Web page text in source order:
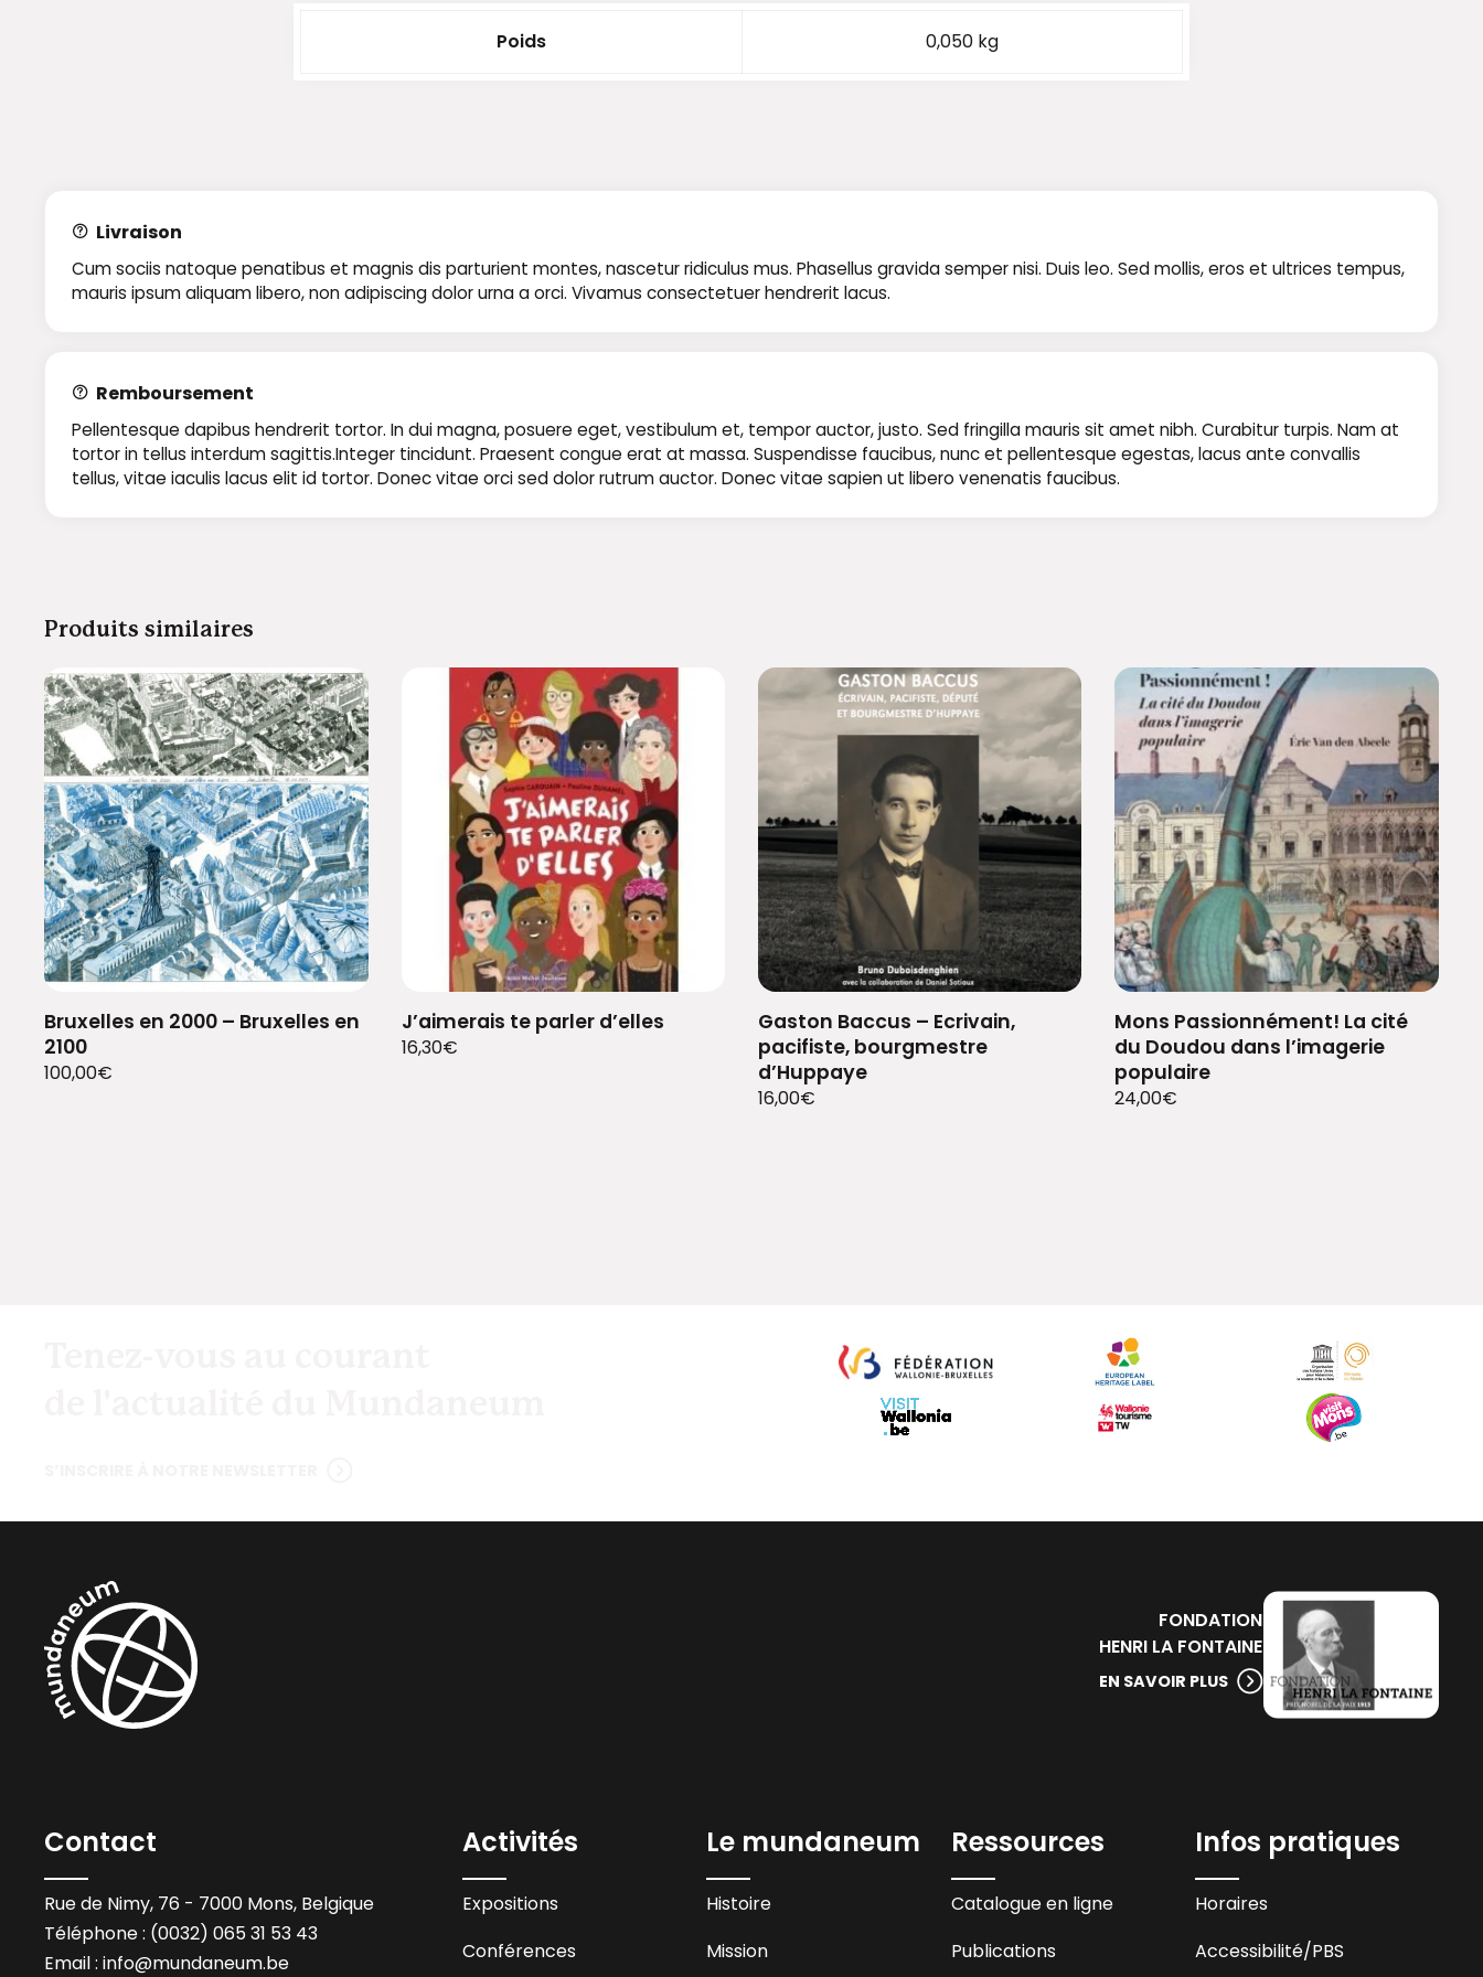
Poids 0,050 kg
Livraison
Cum sociis natoque penatibus et magnis dis parturient montes, nascetur ridiculus mus. Phasellus gravida semper nisi. Duis leo. Sed mollis, eros et ultrices tempus,
mauris ipsum aliquam libero, non adipiscing dolor urna a orci. Vivamus consectetuer hendrerit lacus.
Remboursement
Pellentesque dapibus hendrerit tortor. In dui magna, posuere eget, vestibulum et, tempor auctor, justo. Sed fringilla mauris sit amet nibh. Curabitur turpis. Nam at
tortor in tellus interdum sagittis.Integer tincidunt. Praesent congue erat at massa. Suspendisse faucibus, nunc et pellentesque egestas, lacus ante convallis
tellus, vitae iaculis lacus elit id tortor. Donec vitae orci sed dolor rutrum auctor. Donec vitae sapien ut libero venenatis faucibus.
Produits similaires
Bruxelles en 2000 – Bruxelles en
2100
100,00€
J’aimerais te parler d’elles
16,30€
Gaston Baccus – Ecrivain,
pacifiste, bourgmestre
d’Huppaye
16,00€
Mons Passionnément! La cité
du Doudou dans l’imagerie
populaire
24,00€
FONDATION
HENRI LA FONTAINE
EN SAVOIR PLUS
Contact
Rue de Nimy, 76 - 7000 Mons, Belgique
Téléphone : (0032) 065 31 53 43
Email :info@mundaneum.be
Activités
Expositions
Conférences
Le mundaneum
Histoire
Mission
Ressources
Catalogue en ligne
Publications
Infos pratiques
Horaires
Accessibilité/PBS